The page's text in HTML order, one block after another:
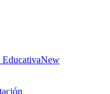
EducativaNew